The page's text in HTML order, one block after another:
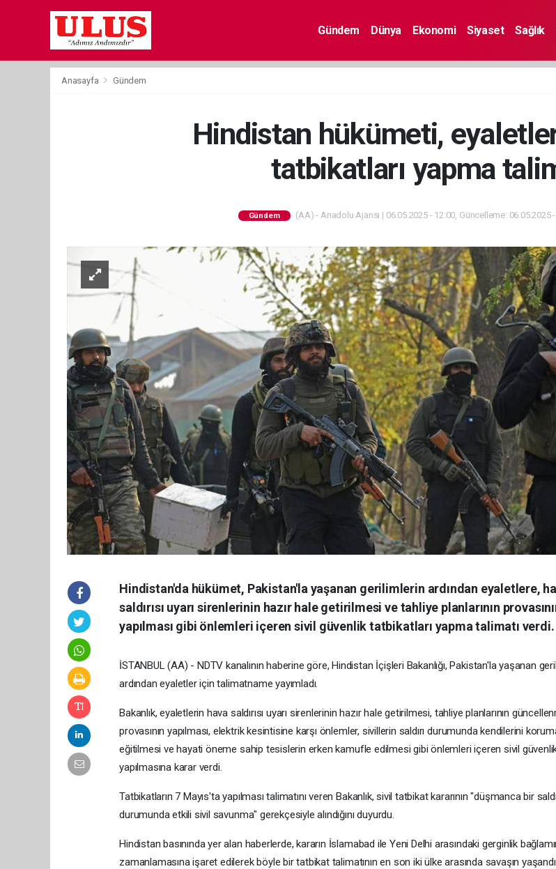
Gündem Dünya Ekonomi Siyaset Sağlık
Anasayfa Gündem
Hindistan hükümeti,
tatbikatları yapma
Gündem (AA) - Anadolu Ajansı | 06.05.2025 - 12:00, Güncelleme: 06.05.2025
Hindistan'da hükümet, Pakistan'la yaşanan gerilimlerin ardından eyaletlere,
saldırısı uyarı sirenlerinin hazır hale getirilmesi ve tahliye planlarının
yapılması gibi önlemleri içeren sivil güvenlik tatbikatları yapma talimatı verdi.
İSTANBUL (AA) - NDTV kanalının haberine göre, Hindistan İçişleri Bakanlığı, Pakistan'la yaşanan
ardından eyaletler için talimatname yayımladı.
Bakanlık, eyaletlerin hava saldırısı uyarı sirenlerinin hazır hale getirilmesi, tahliye planlarının
provasının yapılması, elektrik kesintisine karşı önlemler, sivillerin saldırı durumunda kendilerini
eğitilmesi ve hayati öneme sahip tesislerin erken kamufle edilmesi gibi önlemleri içeren sivil
yapılmasına karar verdi.
Tatbikatların 7 Mayıs'ta yapılması talimatını veren Bakanlık, sivil tatbikat kararının "düşmanca bir
durumunda etkili sivil savunma" gerekçesiyle alındığını duyurdu.
Hindistan basınında yer alan haberlerde, kararın İslamabad ile Yeni Delhi arasındaki gerginlik
zamanlamasına işaret edilerek böyle bir tatbikat talimatının en son iki ülke arasında savaşın